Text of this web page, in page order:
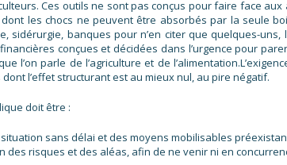
Ces outils ne sont pas conçus pour faire face
les chocs ne peuvent être absorbés par la seule
sidérurgie, banques pour n’en citer que quelques-
conçues et décidées dans l’urgence pour
l’on parle de l’agriculture et de
l’effet structurant est au mieux nul, au pire négatif.
doit être :
sans délai et des moyens mobilisables
risques et des aléas, afin de ne venir ni en